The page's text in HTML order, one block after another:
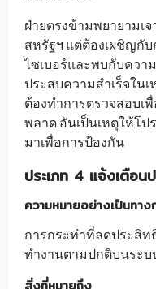
ฝ่ายตรงข้ามพยายามเ
สหรัฐฯ แต่ต้องเผชิญกั
ไซเบอร์และพบกับควา
ประสบความสำเร็จใน
ต้องทำการตรวจสอบเ
พลาด อันเป็นเหตุให้โ
มาเพื่อการป้องกัน
ประเภท 4 แจ้งเตือน
ความหมายอย่างเป็นทาง
การกระทำที่ลดประสิท
ทำงานตามปกติบนระบ
สิ่งที่หมายถึง